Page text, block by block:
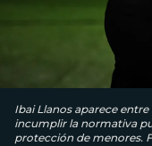
Ibai Llanos aparece
incumplir la normativa
protección de menores.